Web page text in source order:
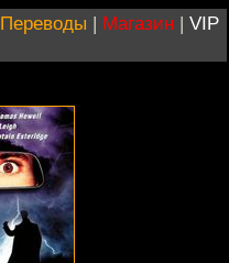
Переводы | Магазин | VIP